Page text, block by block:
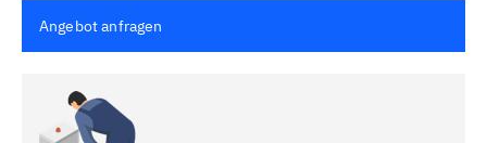
Angebot anfragen